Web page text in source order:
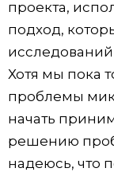
проекта,
подход,
Хотя мы пока
проблемы
начать
решению
надеюсь, что